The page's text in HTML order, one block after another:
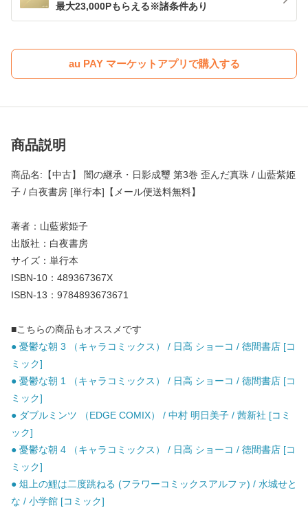
最大23,000Pもらえる※諸条件あり
au PAY マーケットアプリで購入する
商品説明
商品名:【中古】 闇の継承・日影成璽 第3巻 歪んだ真珠 / 山藍紫姫
子 / 白夜書房 [単行本]【メール便送料無料】
著者：山藍紫姫子
出版社：白夜書房
サイズ：単行本
ISBN-10：489367367X
ISBN-13：9784893673671
■こちらの商品もオススメです
● 憂鬱な朝 3 （キャラコミックス） / 日高 ショーコ / 徳間書店 [コ
ミック]
● 憂鬱な朝 1 （キャラコミックス） / 日高 ショーコ / 徳間書店 [コ
ミック]
● ダブルミンツ （EDGE COMIX） / 中村 明日美子 / 茜新社 [コミ
ック]
● 憂鬱な朝 4 （キャラコミックス） / 日高 ショーコ / 徳間書店 [コ
ミック]
● 俎上の鯉は二度跳ねる (フラワーコミックスアルファ) / 水城せと
な / 小学館 [コミック]